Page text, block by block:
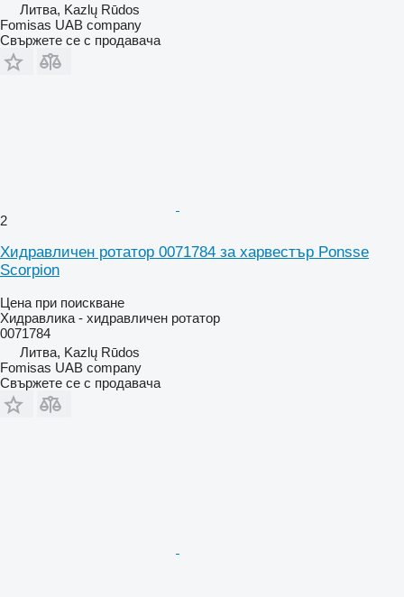
Литва, Kazlų Rūdos
Fomisas UAB company
Свържете се с продавача
2
Хидравличен ротатор 0071784 за харвестър Ponsse
Scorpion
Цена при поискване
Хидравлика - хидравличен ротатор
0071784
Литва, Kazlų Rūdos
Fomisas UAB company
Свържете се с продавача